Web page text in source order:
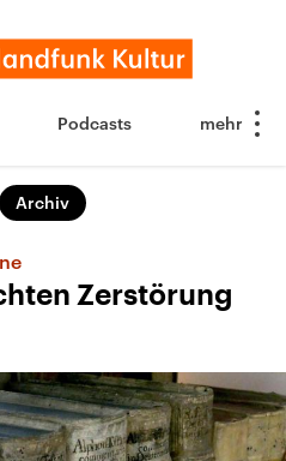
Podcasts
Archiv
Zerstörung